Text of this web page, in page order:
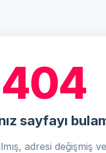
404
sayfayı
adresi değişmiş